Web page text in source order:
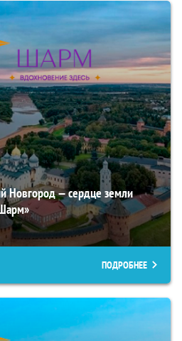
Новгород — сердце земли
ПОДРОБНЕЕ